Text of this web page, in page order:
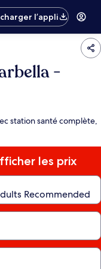
l’appli
-
station santé complète,
les prix